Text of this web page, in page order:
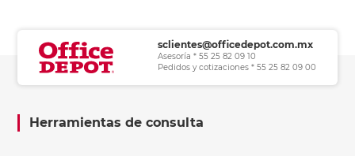
sclientes@officedepot.com.mx
Asesoría * 55 25 82 09 10
Pedidos y cotizaciones * 55 25 82 09 00
Herramientas de consulta